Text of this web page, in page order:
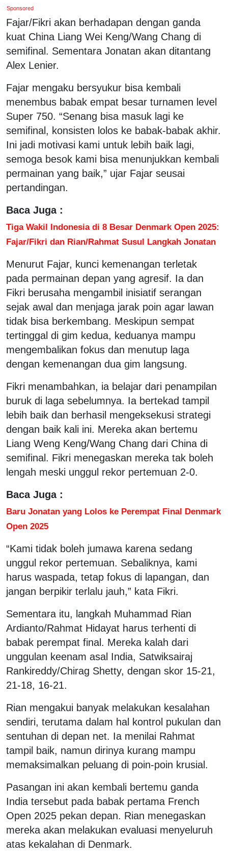
Sponsored
Fajar/Fikri akan berhadapan dengan ganda
kuat China Liang Wei Keng/Wang Chang di
semifinal. Sementara Jonatan akan ditantang
Alex Lenier.
Fajar mengaku bersyukur bisa kembali
menembus babak empat besar turnamen level
Super 750. “Senang bisa masuk lagi ke
semifinal, konsisten lolos ke babak-babak akhir.
Ini jadi motivasi kami untuk lebih baik lagi,
semoga besok kami bisa menunjukkan kembali
permainan yang baik,” ujar Fajar seusai
pertandingan.
Baca Juga :
Tiga Wakil Indonesia di 8 Besar Denmark Open 2025:
Fajar/Fikri dan Rian/Rahmat Susul Langkah Jonatan
Menurut Fajar, kunci kemenangan terletak
pada permainan depan yang agresif. Ia dan
Fikri berusaha mengambil inisiatif serangan
sejak awal dan menjaga jarak poin agar lawan
tidak bisa berkembang. Meskipun sempat
tertinggal di gim kedua, keduanya mampu
mengembalikan fokus dan menutup laga
dengan kemenangan dua gim langsung.
Fikri menambahkan, ia belajar dari penampilan
buruk di laga sebelumnya. Ia bertekad tampil
lebih baik dan berhasil mengeksekusi strategi
dengan baik kali ini. Mereka akan bertemu
Liang Weng Keng/Wang Chang dari China di
semifinal. Fikri menegaskan mereka tak boleh
lengah meski unggul rekor pertemuan 2-0.
Baca Juga :
Baru Jonatan yang Lolos ke Perempat Final Denmark
Open 2025
“Kami tidak boleh jumawa karena sedang
unggul rekor pertemuan. Sebaliknya, kami
harus waspada, tetap fokus di lapangan, dan
jangan berpikir terlalu jauh,” kata Fikri.
Sementara itu, langkah Muhammad Rian
Ardianto/Rahmat Hidayat harus terhenti di
babak perempat final. Mereka kalah dari
unggulan keenam asal India, Satwiksairaj
Rankireddy/Chirag Shetty, dengan skor 15-21,
21-18, 16-21.
Rian mengakui banyak melakukan kesalahan
sendiri, terutama dalam hal kontrol pukulan dan
sentuhan di depan net. Ia menilai Rahmat
tampil baik, namun dirinya kurang mampu
memaksimalkan peluang di poin-poin krusial.
Pasangan ini akan kembali bertemu ganda
India tersebut pada babak pertama French
Open 2025 pekan depan. Rian menegaskan
mereka akan melakukan evaluasi menyeluruh
atas kekalahan di Denmark.